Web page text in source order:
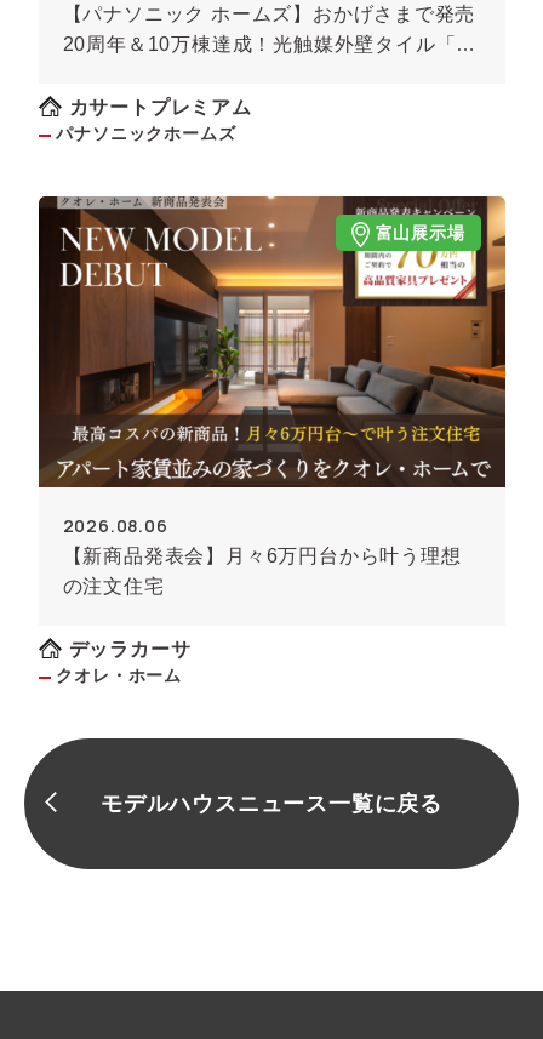
【パナソニック ホームズ】おかげさまで発売
20周年＆10万棟達成！光触媒外壁タイル「キ
カサートプレミアム
パナソニックホームズ
富山展示場
2026.08.06
【新商品発表会】月々6万円台から叶う理想
の注文住宅
デッラカーサ
クオレ・ホーム
モデルハウスニュース一覧に戻る